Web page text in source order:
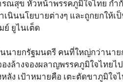
ณสุข หัวหน้าพรรคภูมิใจไทย กำ
เนินนโยบายต่างๆ และถูกยกให้
ย์ ยูไนเต็ด
นนายกรัฐมนตรี คนที่ใหญ่กว่านา
องล้างจองผลาญพรรคภูมิใจไทย
งหลัง เป้าหมายคือ เตะตัดขาภูมิใ